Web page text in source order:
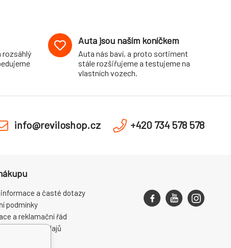
rozsáhlý
Auta jsou naším koníčkem
Auta nás baví, a proto sortiment
stále rozšiřujeme a testujeme na
vlastních vozech.
info@reviloshop.cz +420 734 578 578
informace a časté dotazy
podmínky
a reklamační řád
osobních údajů